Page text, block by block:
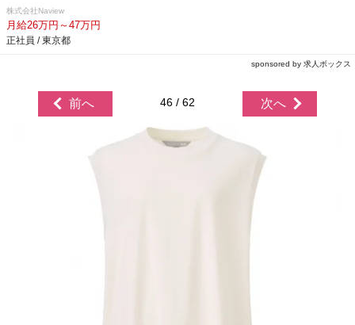
株式会社Naview
月給26万円～47万円
正社員 / 東京都
sponsored by 求人ボックス
前へ 46 / 62 次へ